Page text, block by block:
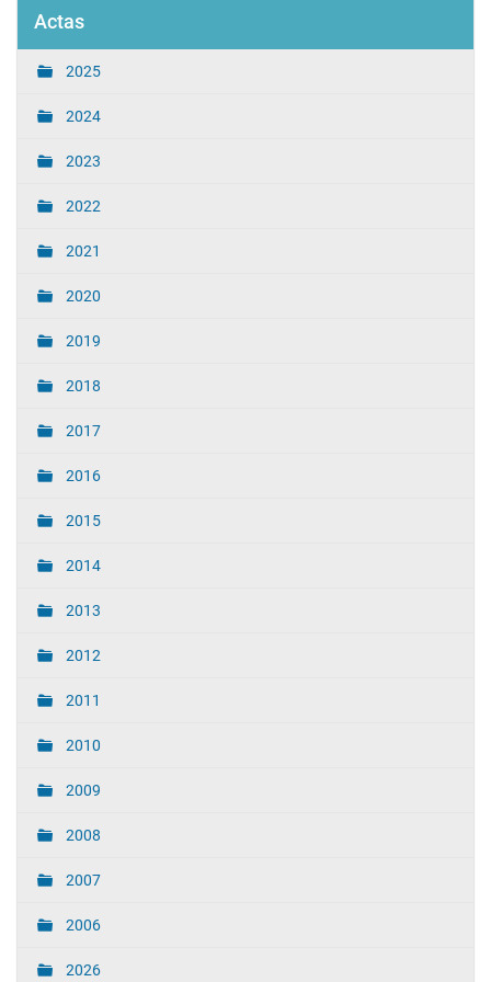
Actas
2025
2024
2023
2022
2021
2020
2019
2018
2017
2016
2015
2014
2013
2012
2011
2010
2009
2008
2007
2006
2026